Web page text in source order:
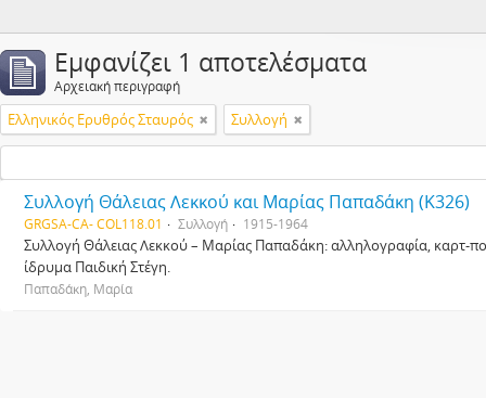
Εμφανίζει 1 αποτελέσματα
Αρχειακή περιγραφή
Ελληνικός Ερυθρός Σταυρός Συλλογή
Συλλογή Θάλειας Λεκκού και Μαρίας Παπαδάκη (Κ326)
GRGSA-CA- COL118.01 Συλλογή 1915-1964
Συλλογή Θάλειας Λεκκού – Μαρίας Παπαδάκη: αλληλογραφία, καρτ-
ίδρυμα Παιδική Στέγη.
Παπαδάκη, Μαρία